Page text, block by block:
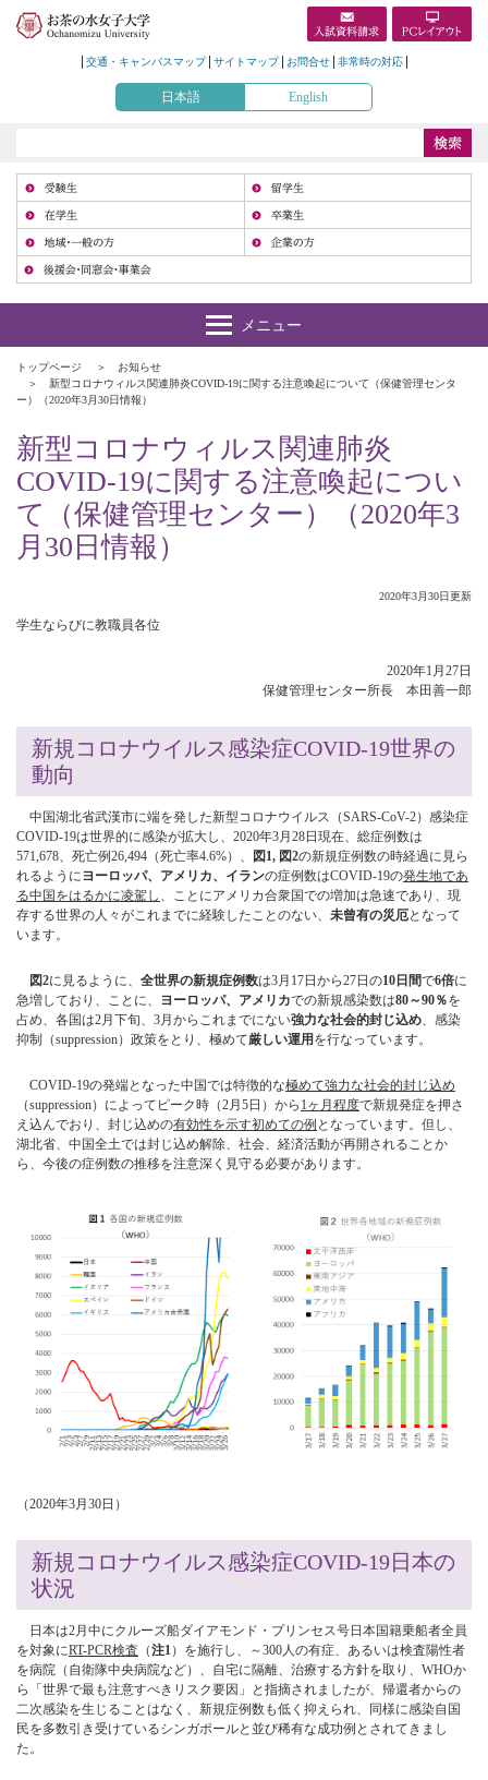
交通・キャンパスマップ サイトマップ お問合せ 非常時の対応
日本語 English
トップページ
お知らせ
新型コロナウィルス関連肺炎COVID-19に関する注意喚起について（保健管理センタ
ー）（2020年3月30日情報）
新型コロナウィルス関連肺炎
COVID-19に関する注意喚起につい
て（保健管理センター）（2020年3
月30日情報）
2020年3月30日更新
学生ならびに教職員各位
2020年1月27日
保健管理センター所長 本田善一郎
新規コロナウイルス感染症COVID-19世界の
動向
中国湖北省武漢市に端を発した新型コロナウイルス（SARS-CoV-2）感染症
COVID-19は世界的に感染が拡大し、2020年3月28日現在、総症例数は
571,678、死亡例26,494（死亡率4.6%）、 図1, 図2の新規症例数の時経過に見ら
れるようにヨーロッパ、アメリカ、イランの症例数はCOVID-19の発生地であ
る中国をはるかに凌駕し
、ことにアメリカ合衆国での増加は急速であり、現
存する世界の人々がこれまでに経験したことのない、 未曾有の災厄となって
います。
図2に見るように、 全世界の新規症例数は3月17日から27日の10日間で6倍に
急増しており、ことに、 ヨーロッパ、アメリカでの新規感染数は80～90％を
占め、各国は2月下旬、3月からこれまでにない強力な社会的封じ込め 、感染
抑制（suppression）政策をとり、極めて厳しい運用を行なっています。
COVID-19の発端となった中国では特徴的な極めて強力な社会的封じ込め
（suppression）によってピーク時（2月5日）から 1ヶ月程度で新規発症を押さ
え込んでおり、封じ込めの有効性を示す初めての例 となっています。但し、
湖北省、中国全土では封じ込め解除、社会、経済活動が再開されることか
ら、今後の症例数の推移を注意深く見守る必要があります。
（2020年3月30日）
新規コロナウイルス感染症COVID-19日本の
状況
日本は2月中にクルーズ船ダイアモンド・プリンセス号日本国籍乗船者全員
を対象にRT-PCR検査 （注1）を施行し、～300人の有症、あるいは検査陽性者
を病院（自衛隊中央病院など）、自宅に隔離、治療する方針を取り、WHOか
ら「世界で最も注意すべきリスク要因」と指摘されましたが、帰還者からの
二次感染を生じることはなく、新規症例数も低く抑えられ、同様に感染自国
民を多数引き受けているシンガポールと並び稀有な成功例とされてきまし
た。